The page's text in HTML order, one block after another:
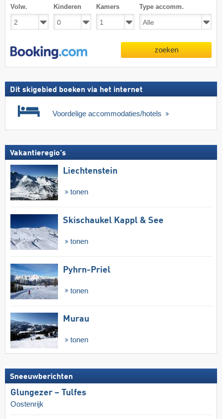
Volw. Kinderen Kamers Type accomm.
zoeken
Dit skigebied boeken via het internet
Voordelige accommodaties/hotels
Vakantieregio's
Liechtenstein
tonen
Skischaukel Kappl & See
tonen
Pyhrn-Priel
tonen
Murau
tonen
Sneeuwberichten
Glungezer – Tulfes
Oostenrijk